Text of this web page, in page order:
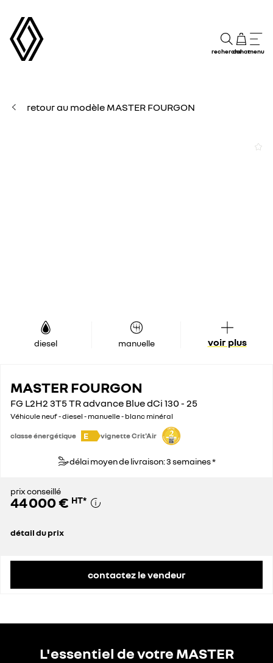
rechercheachatmenu
retour au modèle MASTER FOURGON
diesel manuelle voir plus
MASTER FOURGON
FG L2H2 3T5 TR advance Blue dCi 130 - 25
Véhicule neuf - diesel - manuelle - blanc minéral
classe énergétique E vignette Crit'Air
délai moyen de livraison: 3 semaines *
prix conseillé
44 000 € HT*
détail du prix
contactez le vendeur
L'essentiel de votre MASTER